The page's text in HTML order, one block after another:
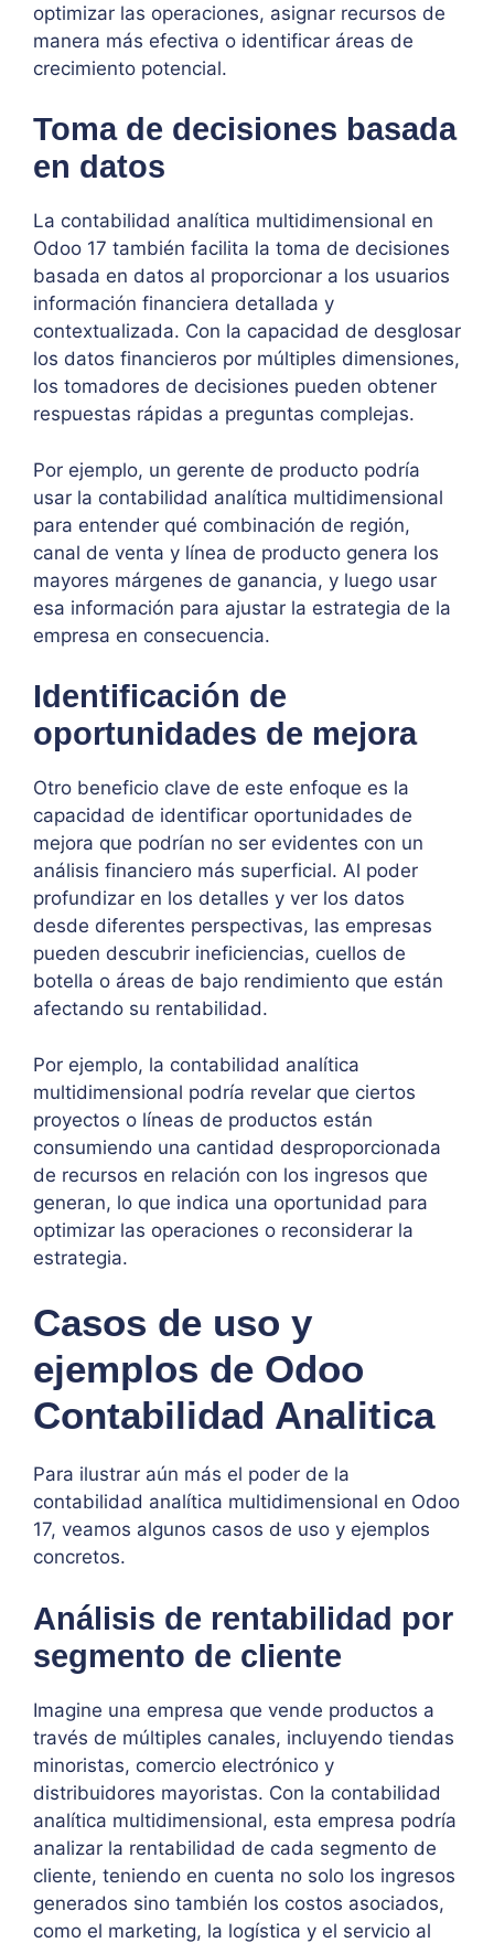
optimizar las operaciones, asignar recursos de
manera más efectiva o identificar áreas de
crecimiento potencial.
Toma de decisiones basada
en datos
La contabilidad analítica multidimensional en
Odoo 17 también facilita la toma de decisiones
basada en datos al proporcionar a los usuarios
información financiera detallada y
contextualizada. Con la capacidad de desglosar
los datos financieros por múltiples dimensiones,
los tomadores de decisiones pueden obtener
respuestas rápidas a preguntas complejas.
Por ejemplo, un gerente de producto podría
usar la contabilidad analítica multidimensional
para entender qué combinación de región,
canal de venta y línea de producto genera los
mayores márgenes de ganancia, y luego usar
esa información para ajustar la estrategia de la
empresa en consecuencia.
Identificación de
oportunidades de mejora
Otro beneficio clave de este enfoque es la
capacidad de identificar oportunidades de
mejora que podrían no ser evidentes con un
análisis financiero más superficial. Al poder
profundizar en los detalles y ver los datos
desde diferentes perspectivas, las empresas
pueden descubrir ineficiencias, cuellos de
botella o áreas de bajo rendimiento que están
afectando su rentabilidad.
Por ejemplo, la contabilidad analítica
multidimensional podría revelar que ciertos
proyectos o líneas de productos están
consumiendo una cantidad desproporcionada
de recursos en relación con los ingresos que
generan, lo que indica una oportunidad para
optimizar las operaciones o reconsiderar la
estrategia.
Casos de uso y
ejemplos de Odoo
Contabilidad Analitica
Para ilustrar aún más el poder de la
contabilidad analítica multidimensional en Odoo
17, veamos algunos casos de uso y ejemplos
concretos.
Análisis de rentabilidad por
segmento de cliente
Imagine una empresa que vende productos a
través de múltiples canales, incluyendo tiendas
minoristas, comercio electrónico y
distribuidores mayoristas. Con la contabilidad
analítica multidimensional, esta empresa podría
analizar la rentabilidad de cada segmento de
cliente, teniendo en cuenta no solo los ingresos
generados sino también los costos asociados,
como el marketing, la logística y el servicio al